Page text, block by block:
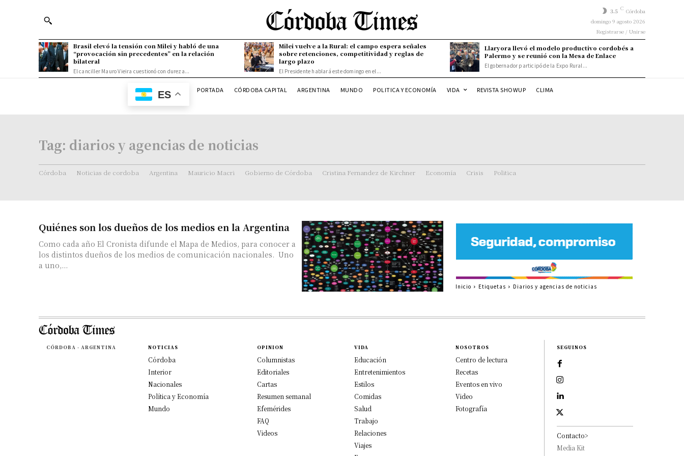
3.5 C Córdoba
domingo 9 agosto 2026
Registrarse / Unirse
Brasil elevó la tensión con Milei y habló de una
“provocación sin precedentes” en la relación
bilateral
El canciller Mauro Vieira cuestionó con dureza...
Milei vuelve a la Rural: el campo espera señales
sobre retenciones, competitividad y reglas de
largo plazo
El Presidente hablará este domingo en el...
Llaryora llevó el modelo productivo cordobés a
Palermo y se reunió con la Mesa de Enlace
El gobernador participó de la Expo Rural...
ES PORTADA CÓRDOBA CAPITAL ARGENTINA MUNDO POLITICA Y ECONOMÍA VIDA REVISTA SHOWUP CLIMA
Tag: diarios y agencias de noticias
Córdoba Noticias de cordoba Argentina Mauricio Macri Gobierno de Córdoba Cristina Fernandez de Kirchner Economía Crisis Politica
Quiénes son los dueños de los medios en la Argentina
Como cada año El Cronista difunde el Mapa de Medios, para conocer a
los distintos dueños de los medios de comunicación nacionales. Uno
a uno,...
Inicio Etiquetas Diarios y agencias de noticias
CÓRDOBA - ARGENTINA NOTICIAS
Córdoba
Interior
Nacionales
Política y Economía
Mundo
OPINION
Columnistas
Editoriales
Cartas
Resumen semanal
Efemérides
FAQ
Videos
VIDA
Educación
Entretenimientos
Estilos
Comidas
Salud
Trabajo
Relaciones
Viajes
NOSOTROS
Centro de lectura
Recetas
Eventos en vivo
Video
Fotografía
SEGUINOS
Contacto>
Media Kit